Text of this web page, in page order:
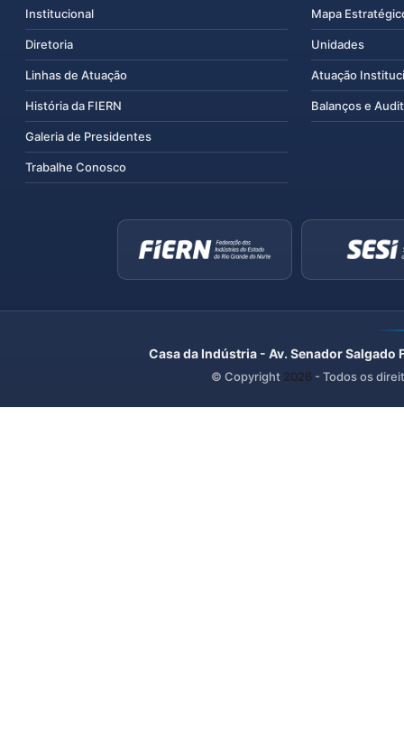
Institucional
Diretoria
Linhas de Atuação
História da FIERN
Galeria de Presidentes
Trabalhe Conosco
Mapa
Unidades
Atuação
Balanços e
Casa da Indústria - Av. Senador
© Copyright 2026 - Todos os